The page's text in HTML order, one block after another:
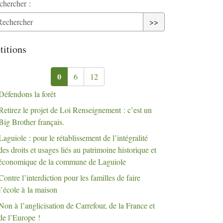
:
>>
0 6
12
la forêt
le projet de Loi Renseignement : c’est un
Brother français.
: pour le rétablissement de l’intégralité
droits et usages liés au patrimoine historique et
de la commune de Laguiole
l’interdiction pour les familles de faire
à la maison
à l’anglicisation de Carrefour, de la France et
l’Europe !